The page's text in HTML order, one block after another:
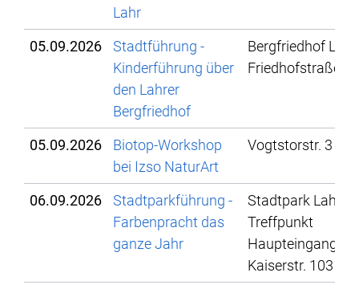
Lahr
05.09.2026
Stadtführung -
Kinderführung über
den Lahrer
Bergfriedhof
Bergfriedhof Lahr,
Friedhofstraße 45
05.09.2026
Biotop-Workshop
bei Izso NaturArt
Vogtstorstr. 3
06.09.2026
Stadtparkführung -
Farbenpracht das
ganze Jahr
Stadtpark Lahr,
Treffpunkt
Haupteingang,
Kaiserstr. 103